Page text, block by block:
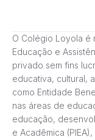
O Colégio Loyola é
Educação e
privado sem fins
educativa, cultural,
como Entidade
nas áreas de
educação,
e Acadêmica